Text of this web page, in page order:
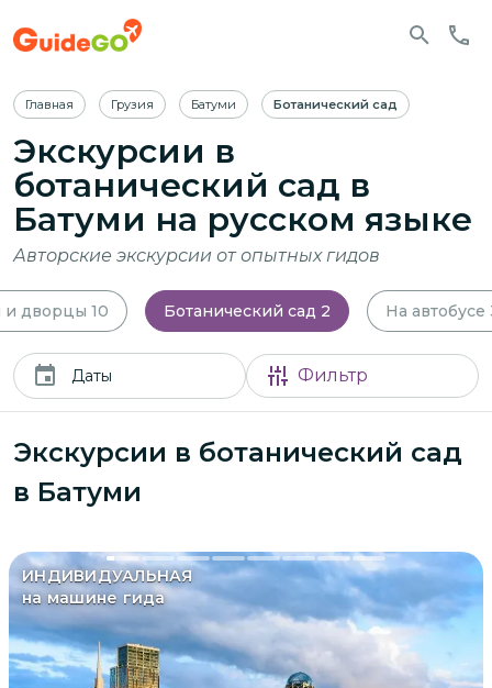
Главная Грузия Батуми Ботанический сад
Экскурсии в
ботанический сад в
Батуми на русском языке
Авторские экскурсии от опытных гидов
и дворцы 10 Ботанический сад 2 На автобусе
Даты Фильтр
Экскурсии в ботанический сад
в Батуми
ИНДИВИДУАЛЬНАЯ
на машине гида